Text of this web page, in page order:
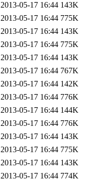
2013-05-17 16:44 143K
2013-05-17 16:44 775K
2013-05-17 16:44 143K
2013-05-17 16:44 775K
2013-05-17 16:44 143K
2013-05-17 16:44 767K
2013-05-17 16:44 142K
2013-05-17 16:44 776K
2013-05-17 16:44 144K
2013-05-17 16:44 776K
2013-05-17 16:44 143K
2013-05-17 16:44 775K
2013-05-17 16:44 143K
2013-05-17 16:44 774K